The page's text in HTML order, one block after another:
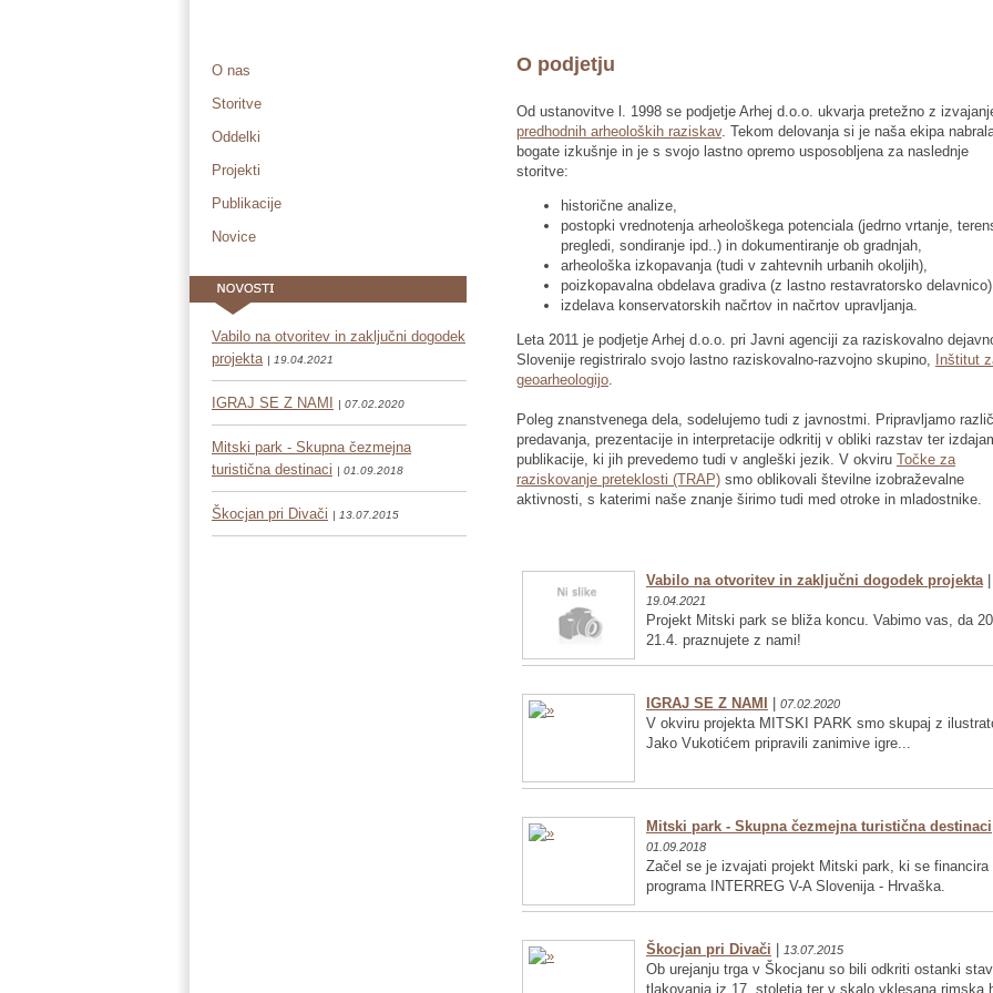
O nas
Storitve
Oddelki
Projekti
Publikacije
Novice
Vabilo na otvoritev in zaključni dogodek
projekta | 19.04.2021
IGRAJ SE Z NAMI | 07.02.2020
Mitski park - Skupna čezmejna
turistična destinaci | 01.09.2018
Škocjan pri Divači | 13.07.2015
O podjetju
Od ustanovitve l. 1998 se podjetje Arhej d.o.o. ukvarja pretežno z
predhodnih arheoloških raziskav. Tekom delovanja si je naša ekipa
bogate izkušnje in je s svojo lastno opremo usposobljena za naslednje
storitve:
historične analize,
postopki vrednotenja arheološkega potenciala (jedrno vrtanje,
pregledi, sondiranje ipd..) in dokumentiranje ob gradnjah,
arheološka izkopavanja (tudi v zahtevnih urbanih okoljih),
poizkopavalna obdelava gradiva (z lastno restavratorsko
izdelava konservatorskih načrtov in načrtov upravljanja.
Leta 2011 je podjetje Arhej d.o.o. pri Javni agenciji za raziskovalno
Slovenije registriralo svojo lastno raziskovalno-razvojno skupino,
Inštitut
geoarheologijo.
Poleg znanstvenega dela, sodelujemo tudi z javnostmi. Pripravljamo
predavanja, prezentacije in interpretacije odkritij v obliki razstav ter
publikacije, ki jih prevedemo tudi v angleški jezik. V okviru Točke za
raziskovanje preteklosti (TRAP) smo oblikovali številne izobraževalne
aktivnosti, s katerimi naše znanje širimo tudi med otroke in mladostnike.
Vabilo na otvoritev in zaključni dogodek projekta|
19.04.2021
Projekt Mitski park se bliža koncu. Vabimo vas, da
21.4. praznujete z nami!
IGRAJ SE Z NAMI 07.02.2020
V okviru projekta MITSKI PARK smo skupaj z
Jako Vukotićem pripravili zanimive igre...
Mitski park - Skupna čezmejna turistična destinaci
01.09.2018
Začel se je izvajati projekt Mitski park, ki se financira
programa INTERREG V-A Slovenija - Hrvaška.
Škocjan pri Divači 13.07.2015
Ob urejanju trga v Škocjanu so bili odkriti ostanki
tlakovanja iz 17. stoletja ter v skalo vklesana rimska